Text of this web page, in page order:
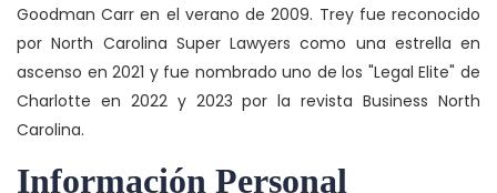
Goodman Carr en el verano de 2009. Trey fue reconocido
por North Carolina Super Lawyers como una estrella en
ascenso en 2021 y fue nombrado uno de los "Legal Elite" de
Charlotte en 2022 y 2023 por la revista Business North
Carolina.
Información Personal